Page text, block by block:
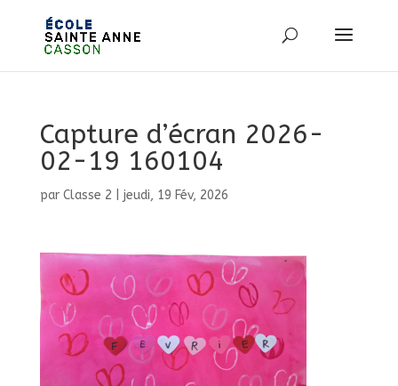
Capture d’écran 2026-
02-19 160104
par Classe 2 jeudi, 19 Fév, 2026